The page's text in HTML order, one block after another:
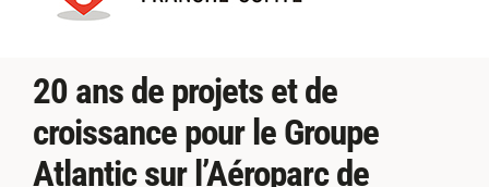
20 ans de projets et de
croissance pour le Groupe
Atlantic sur l’Aéroparc de